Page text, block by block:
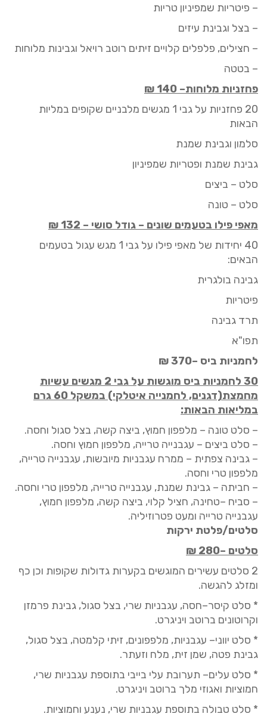
– פיטריות שמפיניון טריות
– בצל וגבינת עיזים
– חצילים, פלפלים קלויים זיתים רוטב רויאל וגבינות מלוחות
– בטטה
פחזניות מלוחות–
140
₪
20 פחזניות על גבי 1 מגשים מלבניים שקופים במליות
הבאות
סלמון וגבינת שמנת
גבינת שמנת ופטריות שמפיניון
סלט – ביצים
סלט – טונה
מאפי פילו בטעמים שונים – גודל סושי –
132
₪
40 יחידות של מאפי פילו על גבי 1 מגש עגול בטעמים
הבאים:
גבינה בולגרית
פיטריות
תרד גבינה
תפו"א
לחמניות ביס –
370
₪
30 לחמניות ביס מוגשות על גבי 2 מגשים עשיות
מחמצת(דגנים, לחמנייה איטלקי
) במשקל 60 גרם
במליאות הבאות:
– סלט טונה – מלפפון חמוץ, ביצה קשה, בצל סגול וחסה.
– סלט ביצים – עגבנייה טרייה, מלפפון חמוץ וחסה.
– גבינה צפתית – ממרח עגבניות מיובשות, עגבנייה טרייה,
מלפפון טרי וחסה.
– חביתה – גבינת שמנת, עגבנייה טרייה, מלפפון טרי וחסה.
– סביח –טחינה, חציל קלוי, ביצה קשה, מלפפון חמוץ,
עגבנייה טרייה ומעט פטרוזיליה.
סלטים/פלטת ירקות
סלטים –
280
₪
2 סלטים עשירים המוגשים בקערות גדולות שקופות וכן כף
ומזלג להגשה.
* סלט קיסר–חסה, עגבניות שרי, בצל סגול, גבינת פרמזן
וקרוטונים ברוטב ויניגרט.
* סלט יווני– עגבניות, מלפפונים, זיתי קלמטה, בצל סגול,
גבינת פטה, שמן זית, מלח וזעתר.
* סלט עלים– תערובת עלי בייבי בתוספת עגבניות שרי,
חמוציות ואגוזי מלך ברוטב ויניגרט.
* סלט טבולה בתוספת עגבניות שרי, נענע וחמוציות.